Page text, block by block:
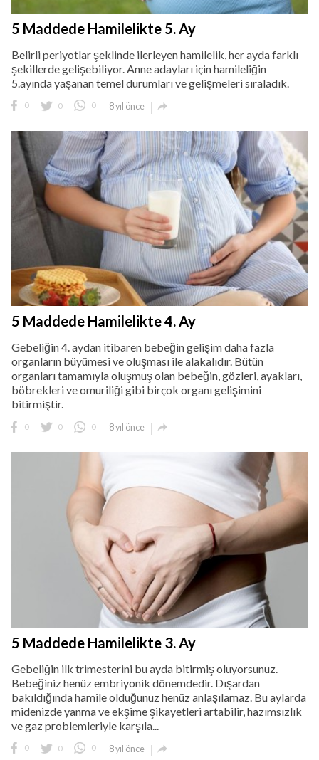
5 Maddede Hamilelikte 5. Ay
Belirli periyotlar şeklinde ilerleyen hamilelik, her ayda farklı
şekillerde gelişebiliyor. Anne adayları için hamileliğin
5.ayında yaşanan temel durumları ve gelişmeleri sıraladık.
0 0 0 8 yıl önce 
5 Maddede Hamilelikte 4. Ay
Gebeliğin 4. aydan itibaren bebeğin gelişim daha fazla
organların büyümesi ve oluşması ile alakalıdır. Bütün
organları tamamıyla oluşmuş olan bebeğin, gözleri, ayakları,
böbrekleri ve omuriliği gibi birçok organı gelişimini
bitirmiştir.
0 0 0 8 yıl önce 
5 Maddede Hamilelikte 3. Ay
Gebeliğin ilk trimesterini bu ayda bitirmiş oluyorsunuz.
Bebeğiniz henüz embriyonik dönemdedir. Dışardan
bakıldığında hamile olduğunuz henüz anlaşılamaz. Bu aylarda
midenizde yanma ve ekşime şikayetleri artabilir, hazımsızlık
ve gaz problemleriyle karşıla...
0 0 0 8 yıl önce 